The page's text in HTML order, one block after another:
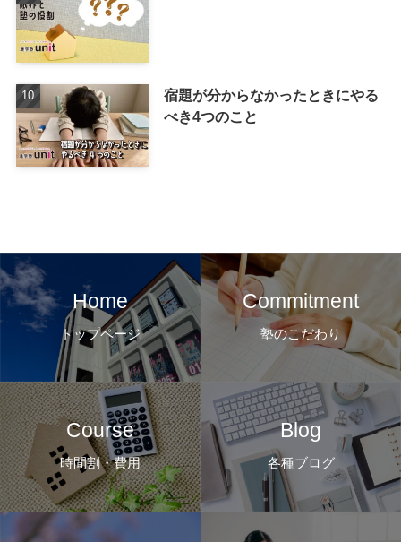
宿題が分からなかったときにやる
べき4つのこと
Home
トップページ
Commitment
塾のこだわり
Course
時間割・費用
Blog
各種ブログ